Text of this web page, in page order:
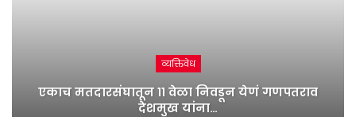
व्यक्तिवेध
एकाच मतदारसंघातून ११ वेळा निवडून येणं गणपतराव
देशमुख यांना…